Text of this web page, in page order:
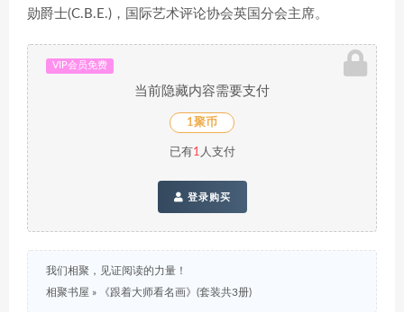
勋爵士(C.B.E.)，国际艺术评论协会英国分会主席。
VIP会员免费
当前隐藏内容需要支付
1聚币
已有1 人支付
登录购买
我们相聚，见证阅读的力量！
相聚书屋 » 《跟着大师看名画》(套装共3册)